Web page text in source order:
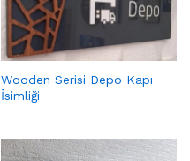
Wooden Serisi Depo Kapı
İsimliği